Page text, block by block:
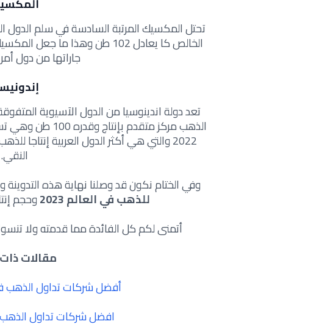
تحتل المكسيك المرتبة السادسة في سلم الدول
الخالص كا يعادل 102 طن وهذا
جاراتها من دول
تعد دولة اندينوسيا من الدول الآسيوية
2022 والتي هي أكثر الدول العربية
النقي.
وفي الختام نكون قد وصلنا نهاية هذه التدوينة
للذهب في العالم 2023
وحجم
أتمنى لكم كل الفائدة مما قدمته ولا
مقالات
أفضل شركات تداول الذهب في
افضل شركات تداول الذهب